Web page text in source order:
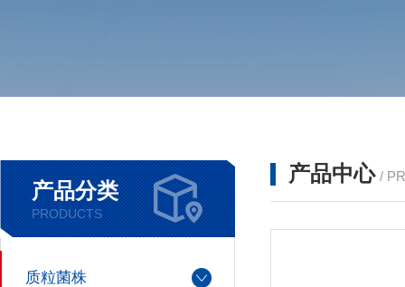
产品分类
PRODUCTS
质粒菌株
产品中心 /